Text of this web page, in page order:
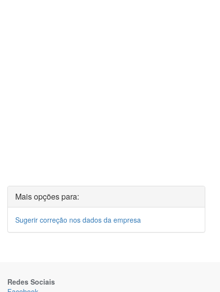
Mais opções para:
Sugerir correção nos dados da empresa
Redes Sociais